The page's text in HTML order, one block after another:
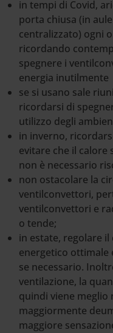
in tempi di Covid,
porta chiusa (in
centralizzato) ogni
ricordando
spegnere i
energia inutilmente
se si usano sale
ricordarsi di
utilizzo degli
in inverno,
evitare che il calore
non è necessario
non ostacolare la
ventilconvettori,
ventilconvettori e
o tende;
in estate, regolare
energetico ottimale
se necessario.
ventilazione, la
quindi viene
maggiormente
maggiore